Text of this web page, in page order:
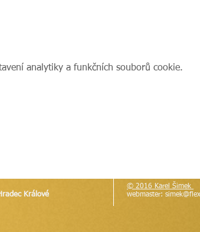
analytiky a funkčních souborů cookie.
© 2016 Karel Šimek
webmaster:
Králové